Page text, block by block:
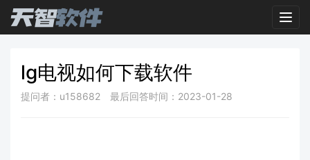
lg电视如何下载软件
提问者：u158682 最后回答时间：2023-01-28